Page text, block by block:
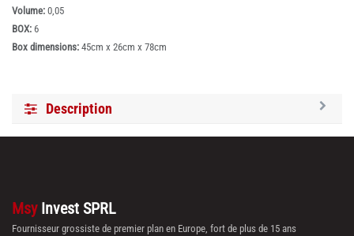
Volume: 0,05
BOX: 6
Box dimensions: 45cm x 26cm x 78cm
Description
Msy Invest SPRL
Fournisseur grossiste de premier plan en Europe, fort de plus de 15 ans